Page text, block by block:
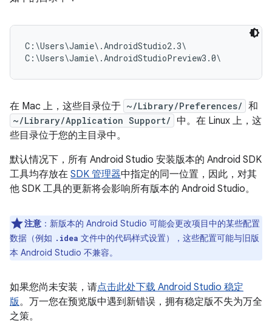
C:\Users\Jamie\.AndroidStudio2.3\
在 Mac 上，这些目录位于 ~/Library/Preferences/ 和
~/Library/Application Support/ 中。在 Linux 上，这
些目录位于您的主目录中。
默认情况下，所有 Android Studio 安装版本的 Android SDK
工具均存放在 SDK 管理器中指定的同一位置，因此，对其
他 SDK 工具的更新将会影响所有版本的 Android Studio。
注意 ： 新版本的 Android Studio 可能会更改项目中的某些配置
数据（例如 .idea 文件中的代码样式设置），这些配置可能与旧版
本 Android Studio 不兼容。
如果您尚未安装，请点击此处下载 Android Studio 稳定
版。万一您在预览版中遇到新错误，拥有稳定版不失为万全
之策。